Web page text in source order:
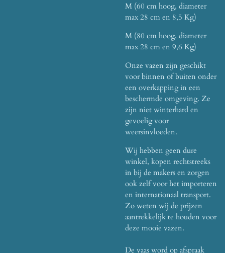
M (60 cm hoog, diameter
max 28 cm en 8,5 Kg)
M (80 cm hoog, diameter
max 28 cm en 9,6 Kg)
Onze vazen zijn geschikt
voor binnen of buiten onder
een overkapping in een
beschermde omgeving. Ze
zijn niet winterhard en
gevoelig voor
weersinvloeden.
Wij hebben geen dure
winkel, kopen rechtstreeks
in bij de makers en zorgen
ook zelf voor het importeren
en internationaal transport.
Zo weten wij de prijzen
aantrekkelijk te houden voor
deze mooie vazen.
De vaas word op afspraak